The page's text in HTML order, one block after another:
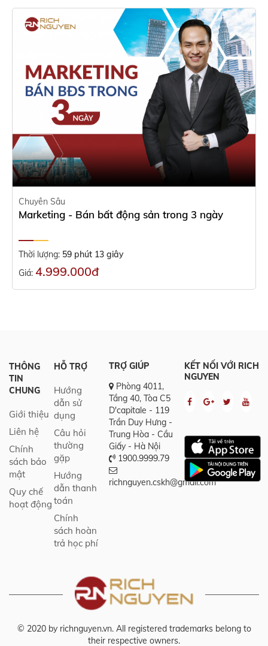
Chuyên Sâu
Marketing - Bán bất động sản trong 3 ngày
Thời lượng: 59 phút 13 giây
Giá: 4.999.000đ
THÔNG
TIN
CHUNG
Giới thiệu
Liên hệ
Chính
sách bảo
mật
Quy chế
hoạt động
HỖ TRỢ
Hướng
dẫn sử
dụng
Câu hỏi
thường
gặp
Hướng
dẫn thanh
toán
Chính
sách hoàn
trả học phí
TRỢ GIÚP
Phòng 4011,
Tầng 40, Tòa C5
D'capitale - 119
Trần Duy Hưng -
Trung Hòa - Cầu
Giấy - Hà Nội
1900.9999.79
richnguyen.cskh@gmail.com
KẾT NỐI VỚI RICH
NGUYEN
© 2020 by richnguyen.vn. All registered trademarks belong to
their respective owners.